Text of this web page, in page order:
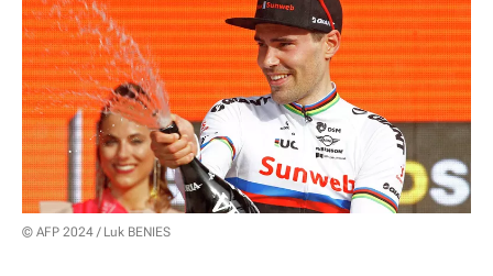
© AFP 2024 / Luk BENIES